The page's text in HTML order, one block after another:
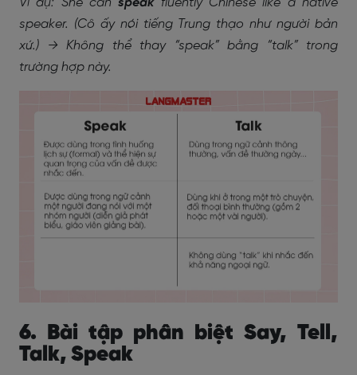
speaker. (Cô ấy nói tiếng Trung thạo như người bản
xứ.) → Không thể thay “speak” bằng “talk” trong
trường hợp này.
6. Bài tập phân biệt Say, Tell,
Talk, Speak